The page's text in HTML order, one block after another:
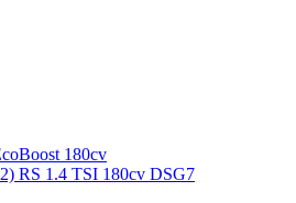
180cv
RS 1.4 TSI 180cv DSG7